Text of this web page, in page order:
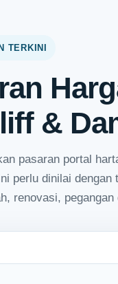
TERKINI
&
pasaran portal
perlu dinilai
renovasi, pegangan